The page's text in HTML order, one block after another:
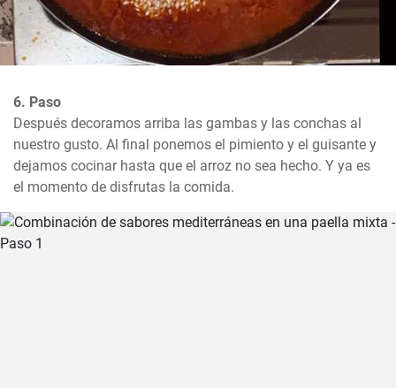
6. Paso
Después decoramos arriba las gambas y las conchas al
nuestro gusto. Al final ponemos el pimiento y el guisante y
dejamos cocinar hasta que el arroz no sea hecho. Y ya es
el momento de disfrutas la comida.